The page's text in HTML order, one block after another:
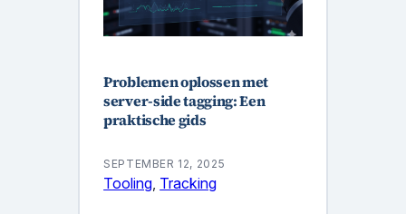
Problemen oplossen met
server-side tagging: Een
praktische gids
SEPTEMBER 12, 2025
Tooling, Tracking